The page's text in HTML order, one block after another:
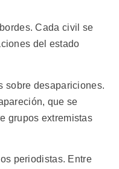
Cada civil se
del estado
sobre desapariciones.
que se
grupos extremistas
periodistas. Entre